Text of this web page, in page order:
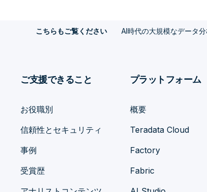
こちらもご覧ください AI時代の大規模なデータ
ご支援できること
お役職別
信頼性とセキュリティ
事例
受賞歴
プラットフォーム
概要
Teradata Cloud
Factory
Fabric